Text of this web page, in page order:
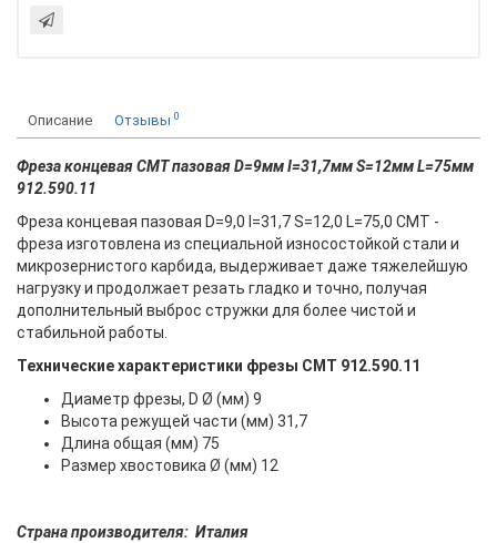
Описание Отзывы 0
Фреза концевая CMT пазовая D=9мм I=31,7мм S=12мм L=75мм
912.590.11
Фреза концевая пазовая D=9,0 I=31,7 S=12,0 L=75,0 CMT -
фреза изготовлена из специальной износостойкой стали и
микрозернистого карбида, выдерживает даже тяжелейшую
нагрузку и продолжает резать гладко и точно, получая
дополнительный выброс стружки для более чистой и
стабильной работы.
Технические характеристики фрезы СМТ 912.590.11
Диаметр фрезы, D Ø (мм) 9
Высота режущей части (мм) 31,7
Длина общая (мм) 75
Размер хвостовика Ø (мм) 12
Страна производителя: Италия